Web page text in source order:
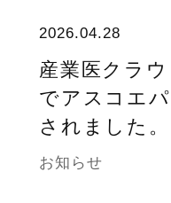
2026.04.28
産業医クラウ
でアスコエ
されました。
お知らせ